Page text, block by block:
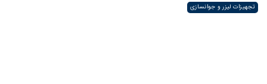
تجهیزات لیزر و جوانسازی